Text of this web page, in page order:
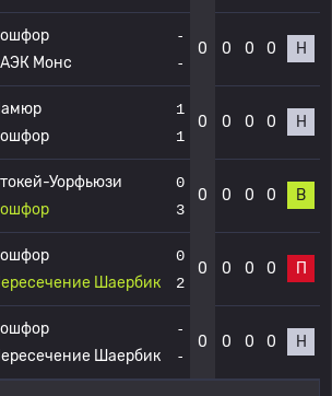
Монс
-
-
0 0 0 0 Н
1
1
0 0 0 0 Н
Уорфьюзи
0
3
0 0 0 0 В
Шаербик
0
2
0 0 0 0 П
Шаербик
-
-
0 0 0 0 Н